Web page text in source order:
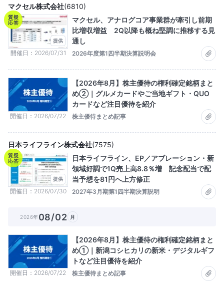
質疑
応答
提供
開催日 2026/07/31
マクセル株式会社(6810)
マクセル、アナログコア事業群が牽引し前期
比増収増益 2Q以降も概ね堅調に推移する見
通し
2026年度第1四半期決算説明会
開催日 2026/07/22
【2026年8月】株主優待の権利確定銘柄まと
め②｜グルメカードやご当地ギフト・QUO
カードなど注目優待を紹介
株主優待まとめ記事
質疑
応答
提供
開催日 2026/07/30
日本ライフライン株式会社(7575)
日本ライフライン、EP／アブレーション・新
領域好調で1Q売上高8.8％増 記念配当で配
当予想を81円へ上方修正
2027年3月期第1四半期決算説明
2026年08/02 月
開催日 2026/07/22
【2026年8月】株主優待の権利確定銘柄まと
め①｜新潟コシヒカリの新米・デジタルギフ
トなど注目優待を紹介
株主優待まとめ記事